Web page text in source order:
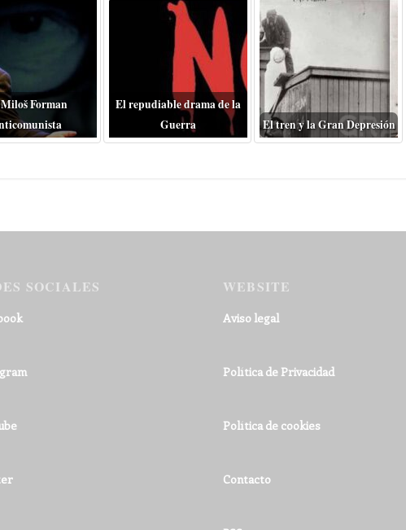
Forman
El repudiable drama de la
Guerra
El tren y la Gran Depresión
SOCIALES WEBSITE
Aviso legal
Política de Privacidad
Política de cookies
Contacto